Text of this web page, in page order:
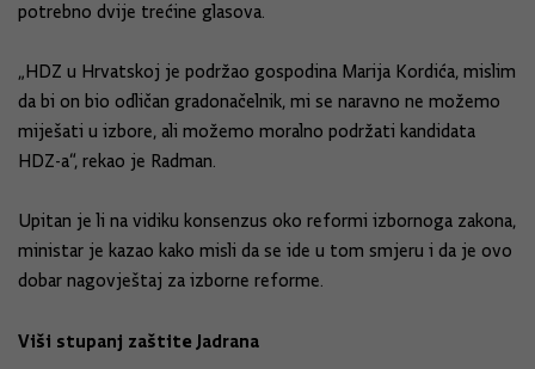
potrebno dvije trećine glasova.
„HDZ u Hrvatskoj je podržao gospodina Marija Kordića, mislim
da bi on bio odličan gradonačelnik, mi se naravno ne možemo
miješati u izbore, ali možemo moralno podržati kandidata
HDZ-a“, rekao je Radman.
Upitan je li na vidiku konsenzus oko reformi izbornoga zakona,
ministar je kazao kako misli da se ide u tom smjeru i da je ovo
dobar nagovještaj za izborne reforme.
Viši stupanj zaštite Jadrana